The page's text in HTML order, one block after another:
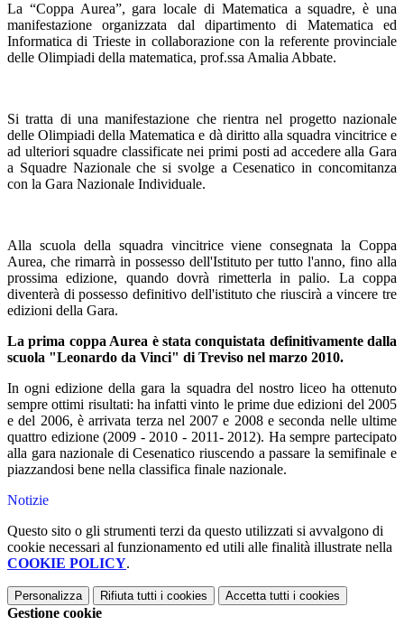
La “Coppa Aurea”, gara locale di Matematica a squadre, è una
manifestazione organizzata dal dipartimento di Matematica ed
Informatica di Trieste in collaborazione con la referente provinciale
delle Olimpiadi della matematica, prof.ssa Amalia Abbate.
Si tratta di una manifestazione che rientra nel progetto nazionale
delle Olimpiadi della Matematica e dà diritto alla squadra vincitrice e
ad ulteriori squadre classificate nei primi posti ad accedere alla Gara
a Squadre Nazionale che si svolge a Cesenatico in concomitanza
con la Gara Nazionale Individuale.
Alla scuola della squadra vincitrice viene consegnata la Coppa
Aurea, che rimarrà in possesso dell'Istituto per tutto l'anno, fino alla
prossima edizione, quando dovrà rimetterla in palio. La coppa
diventerà di possesso definitivo dell'istituto che riuscirà a vincere tre
edizioni della Gara.
La prima coppa Aurea è stata conquistata definitivamente dalla
scuola "Leonardo da Vinci" di Treviso nel marzo 2010.
In ogni edizione della gara la squadra del nostro liceo ha ottenuto
sempre ottimi risultati: ha infatti vinto le prime due edizioni del 2005
e del 2006, è arrivata terza nel 2007 e 2008 e seconda nelle ultime
quattro edizione (2009 - 2010 - 2011- 2012). Ha sempre partecipato
alla gara nazionale di Cesenatico riuscendo a passare la semifinale e
piazzandosi bene nella classifica finale nazionale.
Notizie
Questo sito o gli strumenti terzi da questo utilizzati si avvalgono di
cookie necessari al funzionamento ed utili alle finalità illustrate nella
COOKIE POLICY.
Personalizza Rifiuta tutti i cookies Accetta tutti i cookies
Gestione cookie